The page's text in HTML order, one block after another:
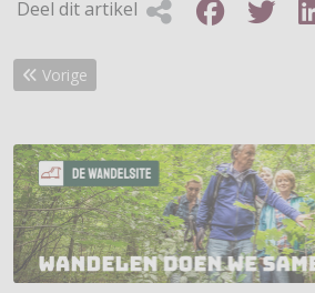
Deel dit artikel
Vorig artikel: Heel Zuid-Holland wandelt!
Vorige